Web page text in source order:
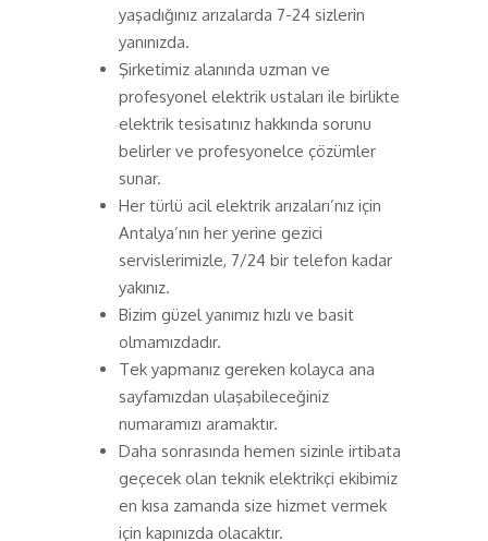
yaşadığınız arızalarda 7-24 sizlerin
yanınızda.
Şirketimiz alanında uzman ve
profesyonel elektrik ustaları ile birlikte
elektrik tesisatınız hakkında sorunu
belirler ve profesyonelce çözümler
sunar.
Her türlü acil elektrik arızaları’nız için
Antalya’nın her yerine gezici
servislerimizle, 7/24 bir telefon kadar
yakınız.
Bizim güzel yanımız hızlı ve basit
olmamızdadır.
Tek yapmanız gereken kolayca ana
sayfamızdan ulaşabileceğiniz
numaramızı aramaktır.
Daha sonrasında hemen sizinle irtibata
geçecek olan teknik elektrikçi ekibimiz
en kısa zamanda size hizmet vermek
için kapınızda olacaktır.